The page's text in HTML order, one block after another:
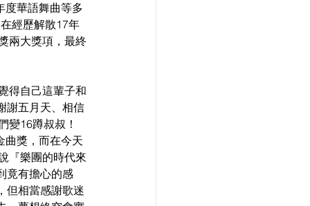
度華語舞曲等多
經歷解散17年
兩大獎項，最終
得自己這輩子和
謝五月天、相信
變16蹲叔叔！
曲獎，而在今天
『樂團的時代來
竟有擔心的感
但相當感謝歌迷